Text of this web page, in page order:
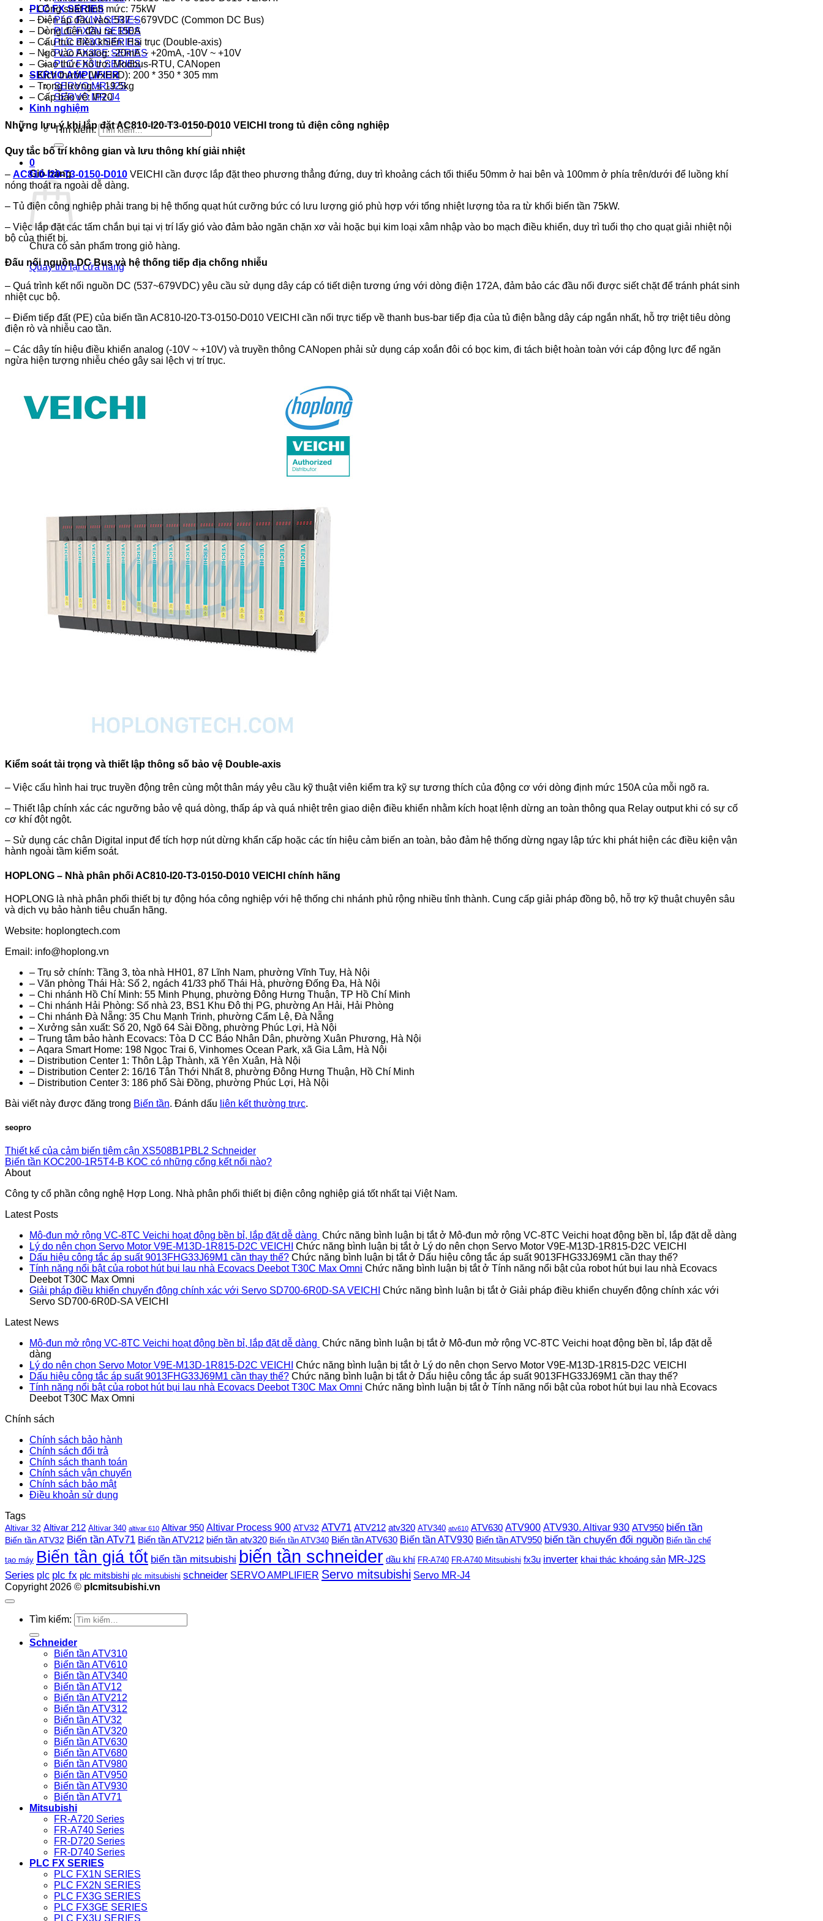
PLC FX SERIES
PLC FX1N SERIES
PLC FX2N SERIES
PLC FX3G SERIES
PLC FX3GE SERIES
PLC FX3U SERIES
SERVO AMPLIFIER
SERVO MR-J2S
SERVO MR-J4
Kinh nghiệm
Tìm kiếm:
0
Giỏ hàng
Chưa có sản phẩm trong giỏ hàng.
Quay trở lại cửa hàng
– Công suất định mức: 75kW
– Điện áp đầu vào: 537 ~ 679VDC (Common DC Bus)
– Dòng điện đầu ra: 150A
– Cấu trúc điều khiển: Hai trục (Double-axis)
– Ngõ vào Analog: -20mA ~ +20mA, -10V ~ +10V
– Giao thức hỗ trợ: Modbus-RTU, CANopen
– Kích thước (WxHxD): 200 * 350 * 305 mm
– Trọng lượng: ≤ 19.5kg
– Cấp bảo vệ: IP20
Những lưu ý khi lắp đặt AC810-I20-T3-0150-D010 VEICHI trong tủ điện công nghiệp
Quy tắc bố trí không gian và lưu thông khí giải nhiệt
– AC810-I20-T3-0150-D010 VEICHI cần được lắp đặt theo phương thẳng đứng, duy trì khoảng cách tối thiểu 50mm ở hai bên và 100mm ở phía trên/dưới để luồng khí
nóng thoát ra ngoài dễ dàng.
– Tủ điện công nghiệp phải trang bị hệ thống quạt hút cưỡng bức có lưu lượng gió phù hợp với tổng nhiệt lượng tỏa ra từ khối biến tần 75kW.
– Việc lắp đặt các tấm chắn bụi tại vị trí lấy gió vào đảm bảo ngăn chặn xơ vải hoặc bụi kim loại xâm nhập vào bo mạch điều khiển, duy trì tuổi thọ cho quạt giải nhiệt nội
bộ của thiết bị.
Đấu nối nguồn DC Bus và hệ thống tiếp địa chống nhiễu
– Quá trình kết nối nguồn DC (537~679VDC) yêu cầu sử dụng dây cáp có tiết diện tương ứng với dòng điện 172A, đảm bảo các đầu nối được siết chặt để tránh phát sinh
nhiệt cục bộ.
– Điểm tiếp đất (PE) của biến tần AC810-I20-T3-0150-D010 VEICHI cần nối trực tiếp về thanh bus-bar tiếp địa của tủ điện bằng dây cáp ngắn nhất, hỗ trợ triệt tiêu dòng
điện rò và nhiễu cao tần.
– Các dây tín hiệu điều khiển analog (-10V ~ +10V) và truyền thông CANopen phải sử dụng cáp xoắn đôi có bọc kim, đi tách biệt hoàn toàn với cáp động lực để ngăn
ngừa hiện tượng nhiễu chéo gây sai lệch vị trí trục.
Kiểm soát tải trọng và thiết lập thông số bảo vệ Double-axis
– Việc cấu hình hai trục truyền động trên cùng một thân máy yêu cầu kỹ thuật viên kiểm tra kỹ sự tương thích của động cơ với dòng định mức 150A của mỗi ngõ ra.
– Thiết lập chính xác các ngưỡng bảo vệ quá dòng, thấp áp và quá nhiệt trên giao diện điều khiển nhằm kích hoạt lệnh dừng an toàn thông qua Relay output khi có sự cố
cơ khí đột ngột.
– Sử dụng các chân Digital input để tích hợp nút dừng khẩn cấp hoặc các tín hiệu cảm biến an toàn, bảo đảm hệ thống dừng ngay lập tức khi phát hiện các điều kiện vận
hành ngoài tầm kiểm soát.
HOPLONG – Nhà phân phối AC810-I20-T3-0150-D010 VEICHI chính hãng
HOPLONG là nhà phân phối thiết bị tự động hóa công nghiệp với hệ thống chi nhánh phủ rộng nhiều tỉnh thành. Cung cấp giải pháp đồng bộ, hỗ trợ kỹ thuật chuyên sâu
và dịch vụ bảo hành tiêu chuẩn hãng.
Website: hoplongtech.com
Email: info@hoplong.vn
– Trụ sở chính: Tầng 3, tòa nhà HH01, 87 Lĩnh Nam, phường Vĩnh Tuy, Hà Nội
– Văn phòng Thái Hà: Số 2, ngách 41/33 phố Thái Hà, phường Đống Đa, Hà Nội
– Chi nhánh Hồ Chí Minh: 55 Minh Phụng, phường Đông Hưng Thuận, TP Hồ Chí Minh
– Chi nhánh Hải Phòng: Số nhà 23, BS1 Khu Đô thị PG, phường An Hải, Hải Phòng
– Chi nhánh Đà Nẵng: 35 Chu Mạnh Trinh, phường Cẩm Lệ, Đà Nẵng
– Xưởng sản xuất: Số 20, Ngõ 64 Sài Đồng, phường Phúc Lợi, Hà Nội
– Trung tâm bảo hành Ecovacs: Tòa D CC Báo Nhân Dân, phường Xuân Phương, Hà Nội
– Aqara Smart Home: 198 Ngọc Trai 6, Vinhomes Ocean Park, xã Gia Lâm, Hà Nội
– Distribution Center 1: Thôn Lập Thành, xã Yên Xuân, Hà Nội
– Distribution Center 2: 16/16 Tân Thới Nhất 8, phường Đông Hưng Thuận, Hồ Chí Minh
– Distribution Center 3: 186 phố Sài Đồng, phường Phúc Lợi, Hà Nội
Bài viết này được đăng trong Biến tần. Đánh dấu liên kết thường trực.
seopro
Thiết kế của cảm biến tiệm cận XS508B1PBL2 Schneider
Biến tần KOC200-1R5T4-B KOC có những cổng kết nối nào?
About
Công ty cổ phần công nghệ Hợp Long. Nhà phân phối thiết bị điện công nghiệp giá tốt nhất tại Việt Nam.
Latest Posts
Mô-đun mở rộng VC-8TC Veichi hoạt động bền bỉ, lắp đặt dễ dàng Chức năng bình luận bị tắtở Mô-đun mở rộng VC-8TC Veichi hoạt động bền bỉ, lắp đặt dễ dàng
Lý do nên chọn Servo Motor V9E-M13D-1R815-D2C VEICHI
Chức năng bình luận bị tắtở Lý do nên chọn Servo Motor V9E-M13D-1R815-D2C VEICHI
Dấu hiệu công tắc áp suất 9013FHG33J69M1 cần thay thế? Chức năng bình luận bị tắtở Dấu hiệu công tắc áp suất 9013FHG33J69M1 cần thay thế?
Tính năng nổi bật của robot hút bụi lau nhà Ecovacs Deebot T30C Max Omni Chức năng bình luận bị tắtở Tính năng nổi bật của robot hút bụi lau nhà Ecovacs
Deebot T30C Max Omni
Giải pháp điều khiển chuyển động chính xác với Servo SD700-6R0D-SA VEICHI
Chức năng bình luận bị tắtở Giải pháp điều khiển chuyển động chính xác với
Servo SD700-6R0D-SA VEICHI
Latest News
Mô-đun mở rộng VC-8TC Veichi hoạt động bền bỉ, lắp đặt dễ dàng Chức năng bình luận bị tắtở Mô-đun mở rộng VC-8TC Veichi hoạt động bền bỉ, lắp đặt dễ
dàng
Lý do nên chọn Servo Motor V9E-M13D-1R815-D2C VEICHI
Chức năng bình luận bị tắtở Lý do nên chọn Servo Motor V9E-M13D-1R815-D2C VEICHI
Dấu hiệu công tắc áp suất 9013FHG33J69M1 cần thay thế? Chức năng bình luận bị tắtở Dấu hiệu công tắc áp suất 9013FHG33J69M1 cần thay thế?
Tính năng nổi bật của robot hút bụi lau nhà Ecovacs Deebot T30C Max Omni Chức năng bình luận bị tắtở Tính năng nổi bật của robot hút bụi lau nhà Ecovacs
Deebot T30C Max Omni
Chính sách
Chính sách bảo hành
Chính sách đổi trả
Chính sách thanh toán
Chính sách vận chuyển
Chính sách bảo mật
Điều khoản sử dụng
Tags
Altivar 32 Altivar 212 Altivar 340 altivar 610 Altivar 950 Altivar Process 900 ATV32 ATV71 ATV212 atv320 ATV340 atv610 ATV630 ATV900 ATV930. Altivar 930 ATV950 biến tần
Biến tần ATV32 Biến tần ATv71 Biến tần ATV212 biến tần atv320 Biến tần ATV340 Biến tần ATV630 Biến tần ATV930 Biến tần ATV950 biến tần chuyển đổi nguồn Biến tần chế
tạo máy Biến tần giá tốt biến tần mitsubishi biến tần schneider dầu khí FR-A740 FR-A740 Mitsubishi fx3u inverter khai thác khoáng sản MR-J2S
Series plc plc fx plc mitsbishi plc mitsubishi schneider SERVO AMPLIFIER Servo mitsubishi Servo MR-J4
Copyright 2026 © plcmitsubishi.vn
Tìm kiếm:
Schneider
Biến tần ATV310
Biến tần ATV610
Biến tần ATV340
Biến tần ATV12
Biến tần ATV212
Biến tần ATV312
Biến tần ATV32
Biến tần ATV320
Biến tần ATV630
Biến tần ATV680
Biến tần ATV980
Biến tần ATV950
Biến tần ATV930
Biến tần ATV71
Mitsubishi
FR-A720 Series
FR-A740 Series
FR-D720 Series
FR-D740 Series
PLC FX SERIES
PLC FX1N SERIES
PLC FX2N SERIES
PLC FX3G SERIES
PLC FX3GE SERIES
PLC FX3U SERIES